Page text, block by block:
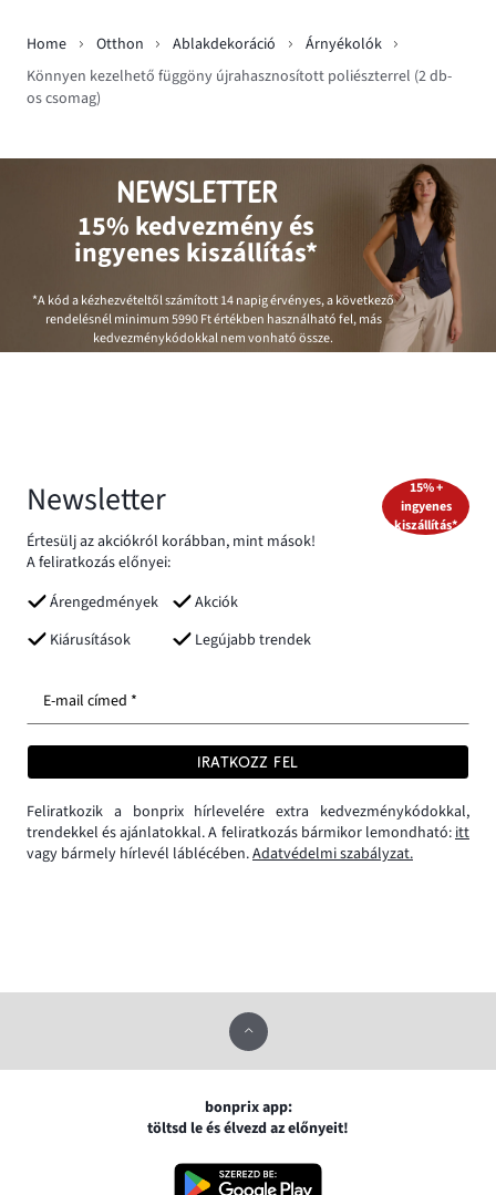
Home Otthon Ablakdekoráció
Árnyékolók
Könnyen kezelhető függöny újrahasznosított poliészterrel (2 db-
os csomag)
NEWSLETTER
15% kedvezmény és
ingyenes kiszállítás*
*A kód a kézhezvételtől számított 14 napig érvényes, a következő
rendelésnél minimum5990 Ftértékben használható fel, más
kedvezménykódokkal nem vonható össze.
Newsletter
Értesülj az akciókról korábban, mint mások!
A feliratkozás előnyei:
Árengedmények
Akciók
Kiárusítások
Legújabb trendek
15% +
ingyenes
kiszállítás*
E-mail címed *
IRATKOZZ FEL
Feliratkozik a bonprix hírlevelére extra kedvezménykódokkal,
trendekkel és ajánlatokkal. A feliratkozás bármikor lemondható: itt
vagy bármely hírlevél láblécében.Adatvédelmi szabályzat.
bonprix app:
töltsd le és élvezd az előnyeit!